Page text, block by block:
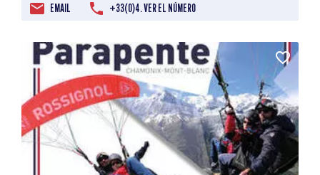
EMAIL +33(0)4. VER EL NÚMERO